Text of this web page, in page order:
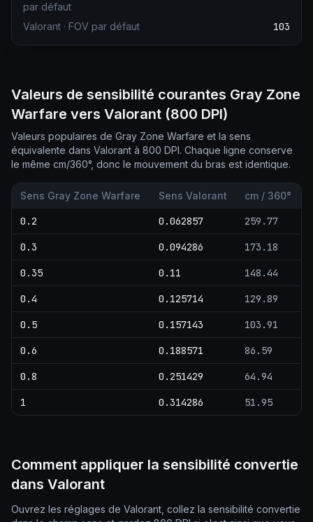
par défaut
Valorant · FOV par défaut 103
Valeurs de sensibilité courantes Gray Zone
Warfare vers Valorant (800 DPI)
Valeurs populaires de Gray Zone Warfare et la sens
équivalente dans Valorant à 800 DPI. Chaque ligne conserve
le même cm/360°, donc le mouvement du bras est identique.
Sens Gray Zone Warfare Sens Valorant cm / 360°
0.2 0.062857 259.77
0.3 0.094286 173.18
0.35 0.11 148.44
0.4 0.125714 129.89
0.5 0.157143 103.91
0.6 0.188571 86.59
0.8 0.251429 64.94
1 0.314286 51.95
Comment appliquer la sensibilité convertie
dans Valorant
Ouvrez les réglages de Valorant, collez la sensibilité convertie